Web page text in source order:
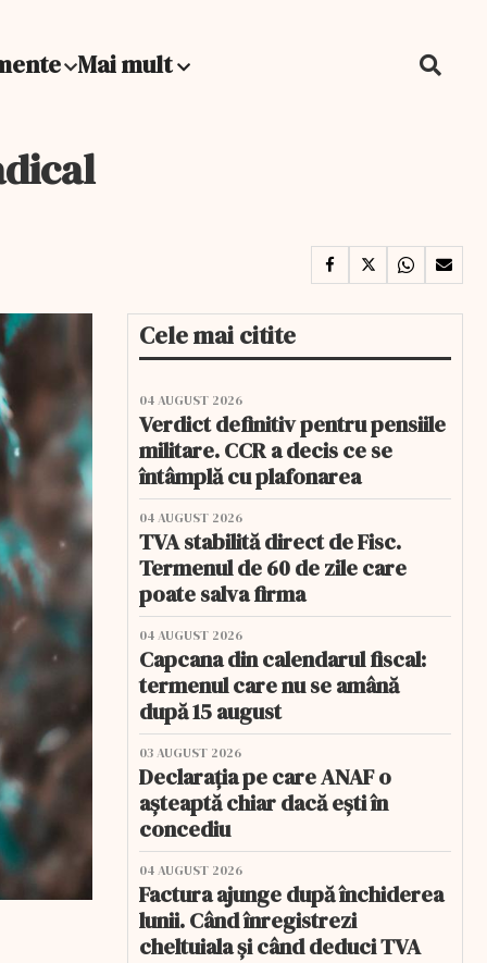
Mai mult
Cele mai citite
04 AUGUST 2026
Verdict definitiv pentru pensiile
militare. CCR a decis ce se
întâmplă cu plafonarea
04 AUGUST 2026
TVA stabilită direct de Fisc.
Termenul de 60 de zile care
poate salva firma
04 AUGUST 2026
Capcana din calendarul fiscal:
termenul care nu se amână
după 15 august
03 AUGUST 2026
Declarația pe care ANAF o
așteaptă chiar dacă ești în
concediu
04 AUGUST 2026
Factura ajunge după închiderea
lunii. Când înregistrezi
cheltuiala și când deduci TVA